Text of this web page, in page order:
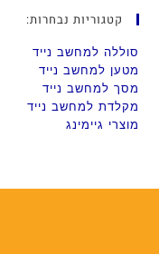
קטגוריות נבחרות:
סוללה למחשב נייד
מטען למחשב נייד
מסך למחשב נייד
מקלדת למחשב נייד
מוצרי גיימינג